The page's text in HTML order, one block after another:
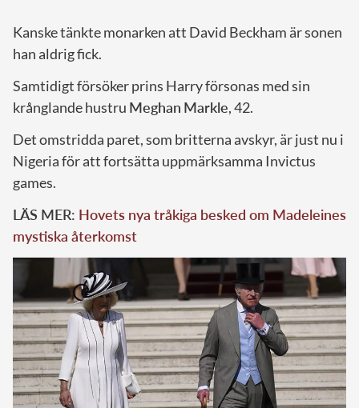
Kanske tänkte monarken att David Beckham är sonen
han aldrig fick.
Samtidigt försöker prins Harry försonas med sin
krånglande hustru Meghan Markle, 42.
Det omstridda paret, som britterna avskyr, är just nu i
Nigeria för att fortsätta uppmärksamma Invictus
games.
LÄS MER: Hovets nya tråkiga besked om Madeleines
mystiska återkomst